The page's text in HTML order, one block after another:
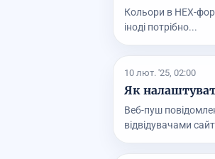
Кольори в HEX-
іноді потрібно...
10 лют. '25, 02:00
Як
Веб-пуш
відвідувачами